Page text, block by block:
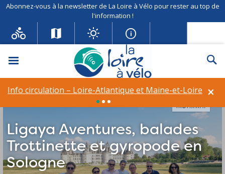
Abonnez-vous à la newsletter de La Loire à Vélo pour rester au top de
l'information !
Menu
×
Info circulation – Loire-Atlantique et Maine-et-Loire
Ligaya Aventures, balades
Trottinette et gyropode en
Sologne
TROTTXWAY